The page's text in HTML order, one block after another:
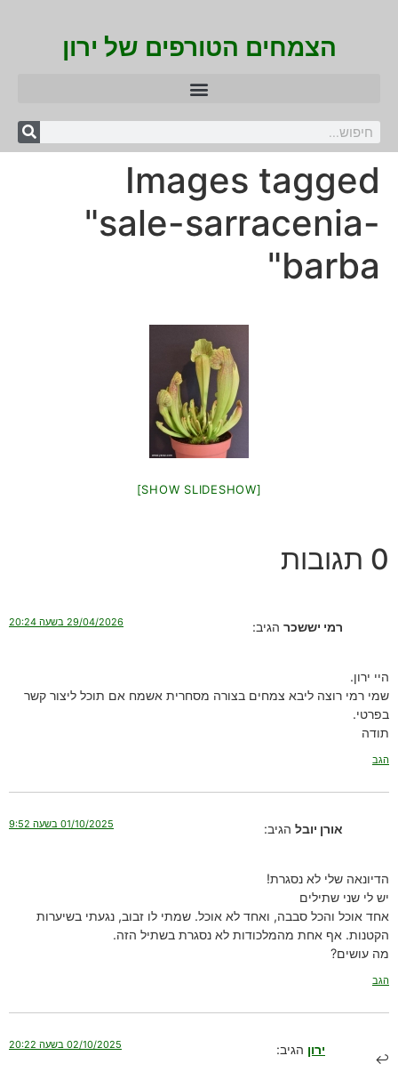
הצמחים הטורפים של ירון
Images tagged
"sale-sarracenia-
barba"
[SHOW SLIDESHOW]
0 תגובות
רמי יששכר הגיב: 29/04/2026 בשעה 20:24
היי ירון.
שמי רמי רוצה ליבא צמחים בצורה מסחרית אשמח אם תוכל ליצור קשר
בפרטי.
תודה
הגב
אורן יובל הגיב: 01/10/2025 בשעה 9:52
הדיונאה שלי לא נסגרת!
יש לי שני שתילים
אחד אוכל והכל סבבה, ואחד לא אוכל. שמתי לו זבוב, נגעתי בשיערות
הקטנות. אף אחת מהמלכודות לא נסגרת בשתיל הזה.
מה עושים?
הגב
ירון הגיב: 02/10/2025 בשעה 20:22